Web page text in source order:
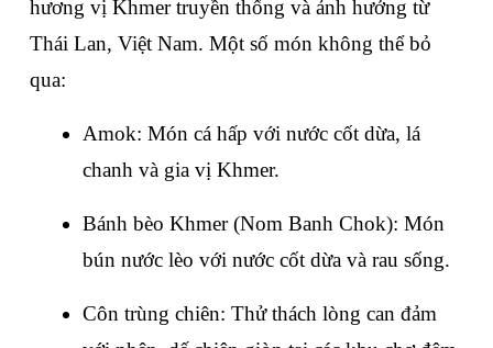
hương vị Khmer truyền thống và ảnh hưởng từ
Thái Lan, Việt Nam. Một số món không thể bỏ
qua:
Amok: Món cá hấp với nước cốt dừa, lá
chanh và gia vị Khmer.
Bánh bèo Khmer (Nom Banh Chok): Món
bún nước lèo với nước cốt dừa và rau sống.
Côn trùng chiên: Thử thách lòng can đảm